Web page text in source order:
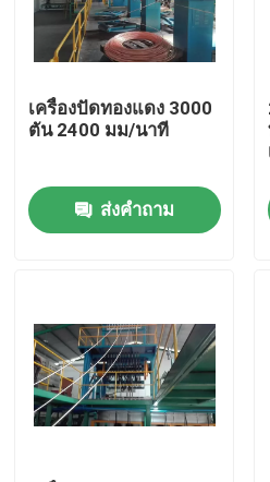
เกี่ยวกับเรา
ทัวร์โรงงาน
การควบคุมคุณภาพ
ขอใบเสนอราคา
เครื่องอัดรีดสายเคเบิล
เครื่องปัดทองแดง 3000
ตัน 2400 มม/นาที
ส่งคำถาม